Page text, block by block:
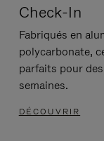
Check-In
Fabriqués en
polycarbonate,
parfaits pour
semaines.
DÉCOUVRIR